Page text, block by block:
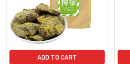
ADD TO CART